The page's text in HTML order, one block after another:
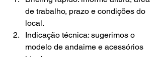
de trabalho, prazo e condições do
local.
Indicação técnica: sugerimos o
modelo de andaime e acessórios